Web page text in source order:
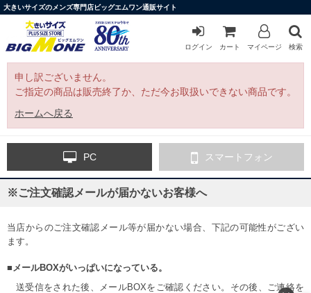
大きいサイズのメンズ専門店ビッグエムワン通販サイト
ログイン カート マイページ 検索
申し訳ございません。
ご指定の商品は販売終了か、ただ今お取扱いできない商品です。
ホームへ戻る
PC スマートフォン
※ご注文確認メールが届かないお客様へ
当店からのご注文確認メール等が届かない場合、下記の可能性がござい
ます。
■メールBOXがいっぱいになっている。
送受信をされた後、メールBOXをご確認ください。その後、ご連絡を